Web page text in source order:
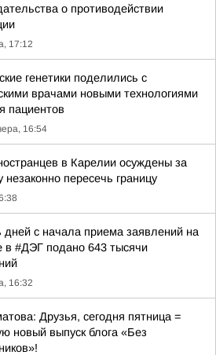
о противодействии
17:12
генетики поделились с
врачами новыми технологиями
пациентов
16:54
в Карелии осуждены за
незаконно пересечь границу
дней с начала приема заявлений на
в #ДЭГ подано 643 тысячи
16:32
Друзья, сегодня пятница =
новый выпуск блога «Без